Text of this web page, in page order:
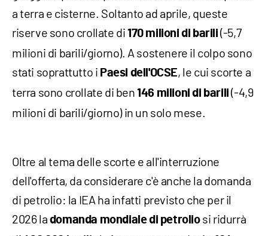
a terra e cisterne. Soltanto ad aprile, queste
riserve sono crollate di170 milioni di barili (-5,7
milioni di barili/giorno). A sostenere il colpo sono
stati soprattutto i Paesi dell'OCSE, le cui scorte a
terra sono crollate di ben146 milioni di barili (-4,9
milioni di barili/giorno) in un solo mese.
Oltre al tema delle scorte e all'interruzione
dell'offerta, da considerare c'è anche la domanda
di petrolio: la IEA ha infatti previsto che per il
2026 la domanda mondiale di petroliosi ridurrà